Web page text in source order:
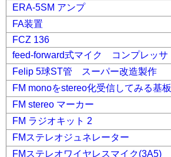
ERA-5SM アンプ
FA装置
FCZ 136
feed-forward式マイク コンプレッサ
Felip 5球ST管 スーパー改造製作
FM monoをstereo化受信してみる基板
FM stereo マーカー
FM ラジオキット 2
FMステレオジュネレーター
FMステレオワイヤレスマイク(3A5)